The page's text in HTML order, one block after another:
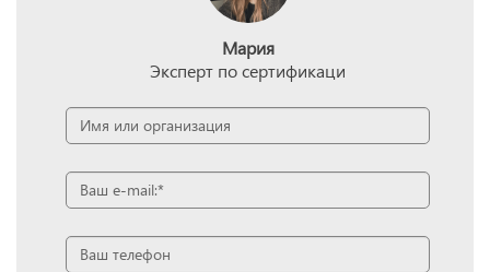
Мария
Эксперт по сертификаци